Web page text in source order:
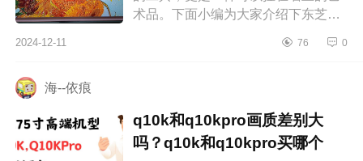
术品。下面小编为大家介绍下东芝和
是三星好 东芝和三星艺术电视
2024-12-11 76 0
海--依痕
q10k和q10kpro画质差别大
吗？q10k和q10kpro买哪个